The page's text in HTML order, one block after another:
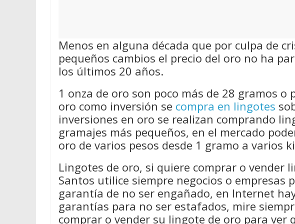
Menos en alguna década que por culpa de
pequeños cambios el precio del oro no ha
los últimos 20 años.
1 onza de oro son poco más de 28 gramos o
oro como inversión se compra en lingotes
inversiones en oro se realizan comprando
gramajes más pequeños, en el mercado
oro de varios pesos desde 1 gramo a varios
Lingotes de oro, si quiere comprar o vender
Santos utilice siempre negocios o empresas
garantía de no ser engañado, en Internet
garantías para no ser estafados, mire
comprar o vender su lingote de oro para ver